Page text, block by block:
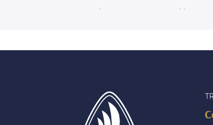
Ca - Ly - Chai - Hộp sứ Bộ khay rượu